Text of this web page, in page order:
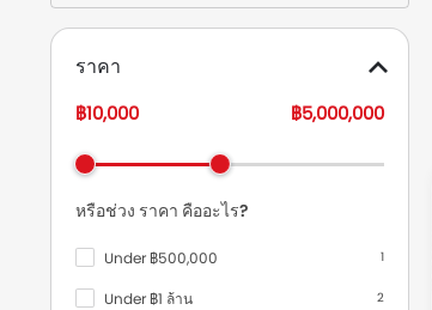
ราคา
฿10,000 ฿5,000,000
หรือช่วง ราคา คืออะไร?
Under ฿500,000 1
Under ฿1 ล้าน 2